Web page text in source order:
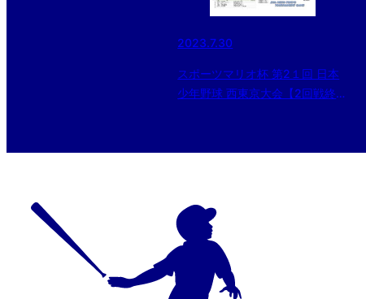
2023.7.30
スポーツマリオ杯 第2１回 日本
少年野球 西東京大会【2回戦終